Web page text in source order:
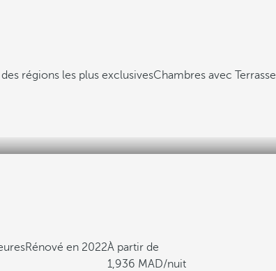
régions les plus exclusivesChambres avec Terrasse
Rénové en 2022À partir de
1,936
/nuit